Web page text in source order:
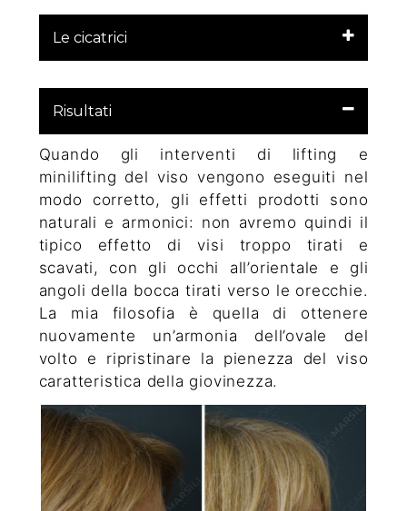
Le cicatrici
Risultati
Quando gli interventi di lifting e
minilifting del viso vengono eseguiti nel
modo corretto, gli effetti prodotti sono
naturali e armonici: non avremo quindi il
tipico effetto di visi troppo tirati e
scavati, con gli occhi all’orientale e gli
angoli della bocca tirati verso le orecchie.
La mia filosofia è quella di ottenere
nuovamente un’armonia dell’ovale del
volto e ripristinare la pienezza del viso
caratteristica della giovinezza.